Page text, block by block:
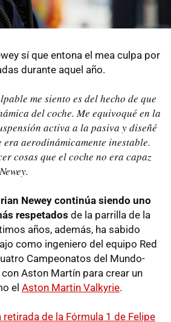
sí que entona el mea culpa por
durante aquel año.
me siento es del hecho de que
del coche. Me equivoqué en la
activa a la pasiva y diseñé
era aerodinámicamente inestable.
cosas que el coche no era capaz
Newey continúa siendo uno
respetados de la parrilla de la
años, además, ha sabido
como ingeniero del equipo Red
Campeonatos del Mundo-
Aston Martín para crear un
el Aston Martin Valkyrie.
retirada de la Fórmula 1 de Felipe